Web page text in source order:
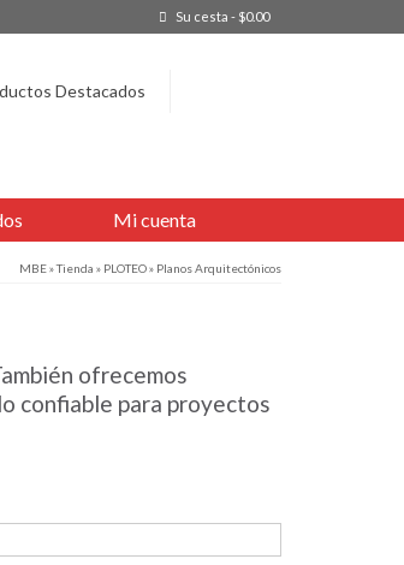
Su cesta - $0.00
Destacados
Mi cuenta
MBE»Tienda » PLOTEO» Planos Arquitectónicos
ofrecemos
confiable para proyectos